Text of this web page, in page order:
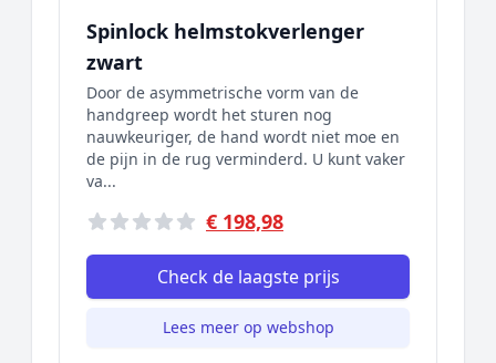
Spinlock helmstokverlenger
zwart
Door de asymmetrische vorm van de
handgreep wordt het sturen nog
nauwkeuriger, de hand wordt niet moe en
de pijn in de rug verminderd. U kunt vaker
va...
€ 198,98
Check de laagste prijs
Lees meer op webshop